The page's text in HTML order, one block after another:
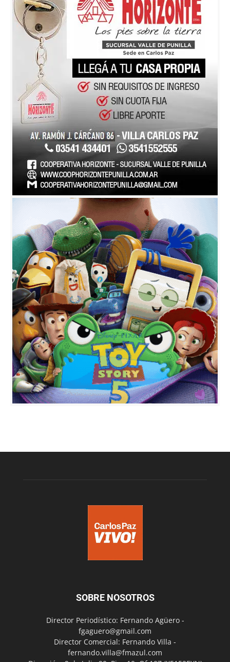
SOBRE NOSOTROS
Director Periodístico: Fernando Agüero -
fgaguero@gmail.com
Director Comercial: Fernando Villa -
fernando.villa@fmazul.com